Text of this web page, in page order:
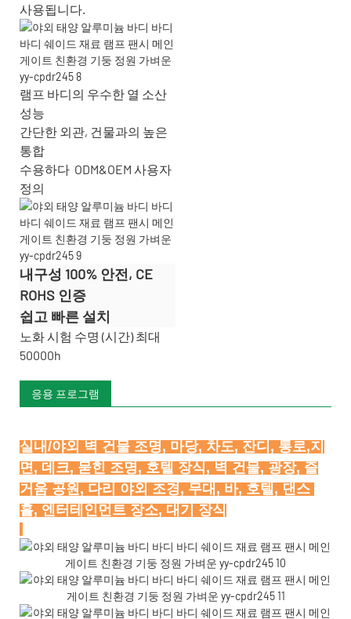
사용됩니다.
램프 바디의 우수한 열 소산
성능
간단한 외관, 건물과의 높은
통합
수용하다 ODM&OEM 사용자
정의
내구성 100% 안전, CE
ROHS 인증
쉽고 빠른 설치
노화 시험 수명 (시간) 최대
50000h
응용 프로그램
실내/야외 벽 건물 조명, 마당, 차도, 잔디, 통로,지
면, 데크, 묻힌 조명, 호텔 장식, 벽 건물, 광장, 즐
거움 공원, 다리 야외 조경, 무대, 바, 호텔, 댄스